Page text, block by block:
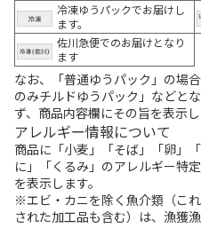
冷凍ゆうパックでお届けし
ます。
佐川急便でのお届けとなり
ます
なお、「普通ゆうパック」の場
のみチルドゆうパック」などと
ず、商品内容欄にその旨を表示し
アレルギー情報について
商品に「小麦」「そば」「卵」
に」「くるみ」のアレルギー特
を表示します。
※エビ・カニを除く魚介類（こ
された加工品も含む）は、漁獲